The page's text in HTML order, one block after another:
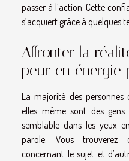
passer à l’action. Cette
s’acquiert grâce à quelques
Affronter la
peur en énergie
La majorité des
elles même sont des
semblable dans les yeux
parole. Vous trouverez
concernant le sujet et